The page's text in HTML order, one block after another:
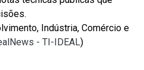
Indústria, Comércio e
- TI-IDEAL)